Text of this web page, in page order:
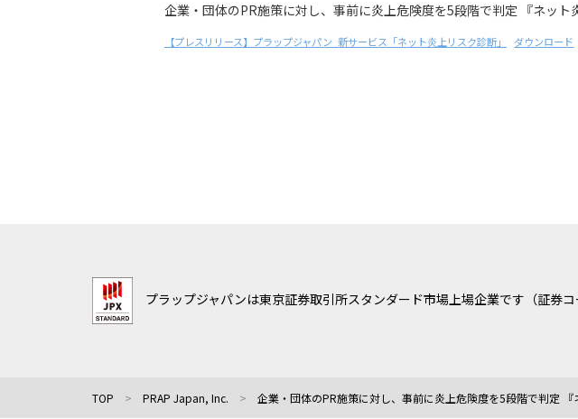
企業・団体のPR施策に対し、事前に炎上危険度を5段階で判定 『ネッ
【プレスリリース】プラップジャパン_新サービス「ネット炎上リスク診断」 ダウンロード
プラップジャパンは東京証券取引所スタンダード市場上場企業です（証券コ
TOP PRAP Japan, Inc. 企業・団体のPR施策に対し、事前に炎上危険度を5段階で判定